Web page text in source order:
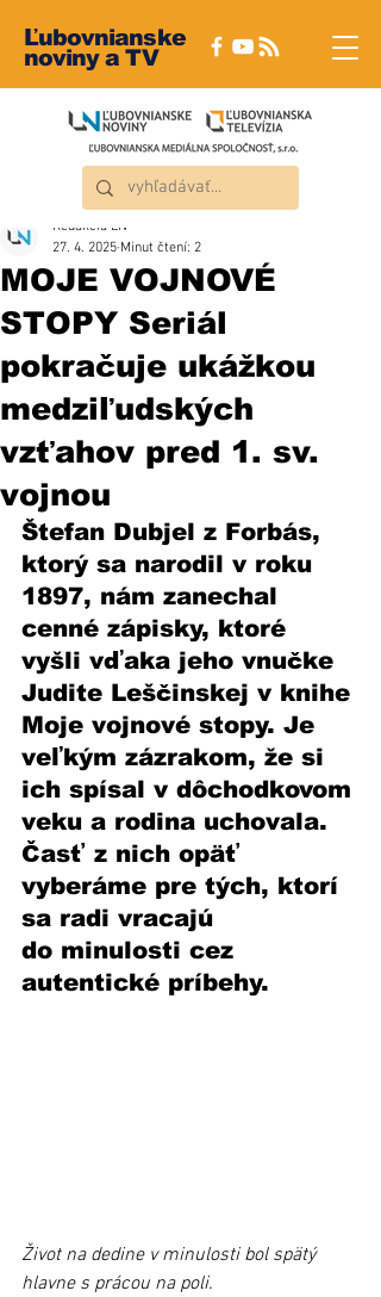
Ľubovnianske
noviny a TV
MOJE VOJNOVÉ
STOPY Seriál
pokračuje ukážkou
medziľudských
vzťahov pred 1. sv.
vojnou
Redakcia ĽN
27. 4. 2025 Minut čtení: 2
Štefan Dubjel z Forbás,
ktorý sa narodil v roku
1897, nám zanechal
cenné zápisky, ktoré
vyšli vďaka jeho vnučke
Judite Leščinskej v knihe
Moje vojnové stopy. Je
veľkým zázrakom, že si
ich spísal v dôchodkovom
veku a rodina uchovala.
Časť z nich opäť
vyberáme pre tých, ktorí
sa radi vracajú
do minulosti cez
autentické príbehy.
Život na dedine v minulosti bol spätý
hlavne s prácou na poli.